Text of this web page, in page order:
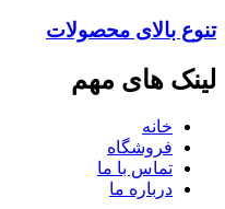
تنوع بالای محصولات
لینک های مهم
خانه
فروشگاه
تماس با ما
درباره ما